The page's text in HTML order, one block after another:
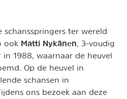
schansspringers ter wereld
ook Matti Nykänen , 3-voudig
1988, waarnaar de heuvel
Op de heuvel in
schansen in
ons bezoek aan deze